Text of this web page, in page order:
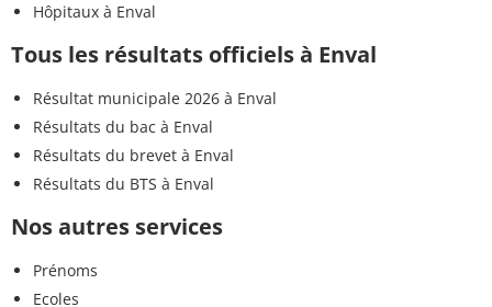
Hôpitaux à Enval
Tous les résultats officiels à Enval
Résultat municipale 2026 à Enval
Résultats du bac à Enval
Résultats du brevet à Enval
Résultats du BTS à Enval
Nos autres services
Prénoms
Ecoles